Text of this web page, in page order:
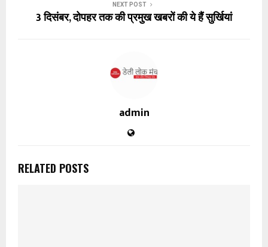
NEXT POST
3 दिसंबर, दोपहर तक की प्रमुख खबरों की ये हैं सुर्खियां
admin
RELATED POSTS